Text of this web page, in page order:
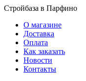
Стройбаза в Парфино
О магазине
Доставка
Оплата
Как заказать
Новости
Контакты